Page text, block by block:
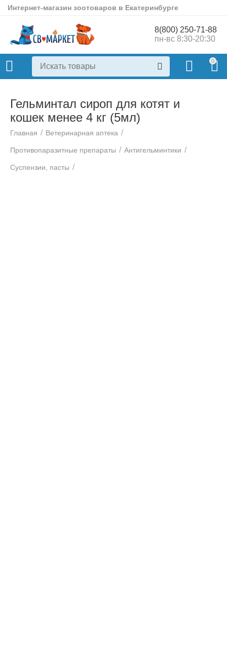
Интернет-магазин зоотоваров в Екатеринбурге
8(800) 250-71-88
пн-вс 8:30-20:30
0
Гельминтал сироп для котят и
кошек менее 4 кг (5мл)
Главная / Ветеринарная аптека /
Противопаразитные препараты / Антигельминтики /
Суспензии, пасты /